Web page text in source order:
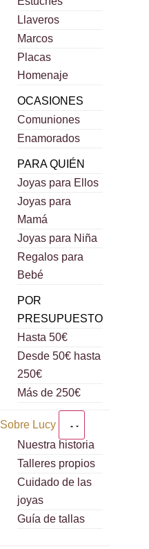
Llaveros
Marcos
Placas
Homenaje
OCASIONES
Comuniones
Enamorados
PARA QUIÉN
Joyas para Ellos
Joyas para
Mamá
Joyas para Niña
Regalos para
Bebé
POR
PRESUPUESTO
Hasta 50€
Desde 50€ hasta
250€
Más de 250€
Sobre Lucy
Nuestra historia
Talleres propios
Cuidado de las
joyas
Guía de tallas